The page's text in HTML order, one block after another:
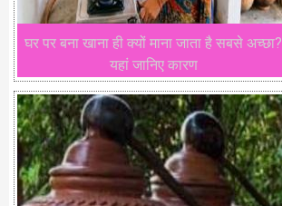
घर पर बना खाना ही क्यों माना जाता है सबसे अच्छा?
यहां जानिए कारण